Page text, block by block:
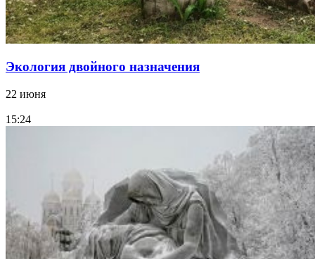
Экология двойного назначения
22 июня
15:24